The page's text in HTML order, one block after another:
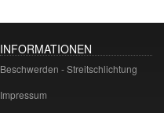
INFORMATIONEN
Beschwerden - Streitschlichtung
Impressum